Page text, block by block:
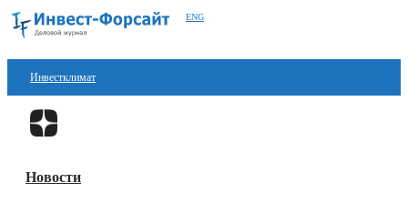
ENG
Инвестклимат
Финансы
Блокчейн
Новости